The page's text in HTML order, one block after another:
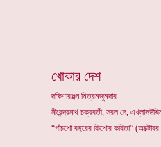
খোকার দেশ
দক্ষিণারঞ্জন মিত্রমজুমদার
নীরেন্দ্রনাথ চক্রবর্তী, সরল দে,
“পাঁচশো বছরের কিশোর কবিতা”